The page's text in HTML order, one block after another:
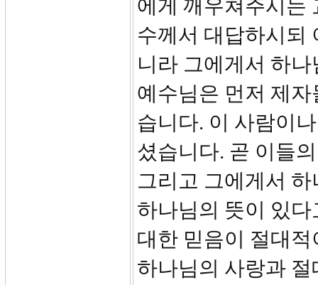
에게 깨우쳐주시는
수께서 대답하시되
니라 그에게서 하
예수님은 먼저 제
습니다. 이 사람이
셨습니다. 곧 이들
그리고 그에게서
하나님의 뜻이 있
대한 믿음이 절대
하나님의 사랑과